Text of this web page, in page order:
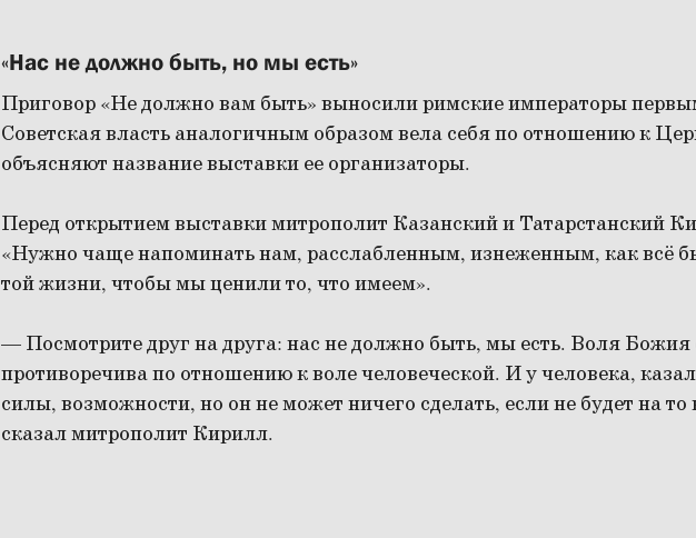
«Нас не должно быть, но мы есть»
Приговор «Не должно вам быть» выносили римские императоры
Советская власть аналогичным образом вела себя по отношению к
объясняют название выставки ее организаторы.
Перед открытием выставки митрополит Казанский и Татарстанский
«Нужно чаще напоминать нам, расслабленным, изнеженным, как всё
той жизни, чтобы мы ценили то, что имеем».
— Посмотрите друг на друга: нас не должно быть, мы есть. Воля Божия
противоречива по отношению к воле человеческой. И у человека,
силы, возможности, но он не может ничего сделать, если не будет на
сказал митрополит Кирилл.